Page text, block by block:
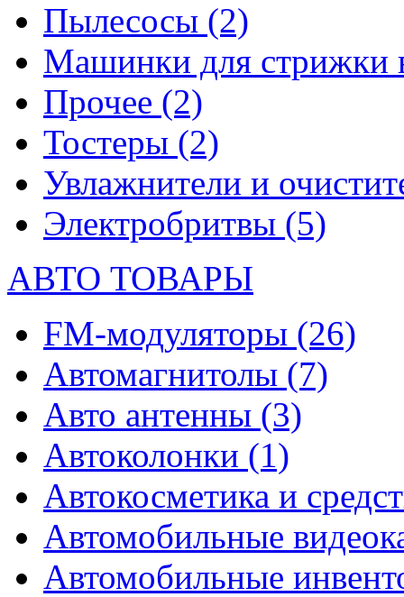
Пылесосы (2)
Машинки для стрижки
Прочее (2)
Тостеры (2)
Увлажнители и
Электробритвы (5)
АВТО ТОВАРЫ
FM-модуляторы (26)
Автомагнитолы (7)
Авто антенны (3)
Автоколонки (1)
Автокосметика и
Автомобильные
Автомобильные